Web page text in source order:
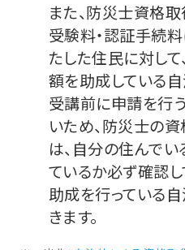
また、防災士資格
受験料・認証手続
たした住民に対し
額を助成している
受講前に申請を行
いため、防災士の
は、自分の住んで
ているか必ず確認し
助成を行っている
きます。